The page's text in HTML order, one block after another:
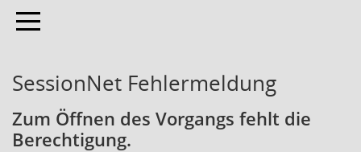
Toggle navigation
SessionNet Fehlermeldung
Zum Öffnen des Vorgangs fehlt die
Berechtigung.